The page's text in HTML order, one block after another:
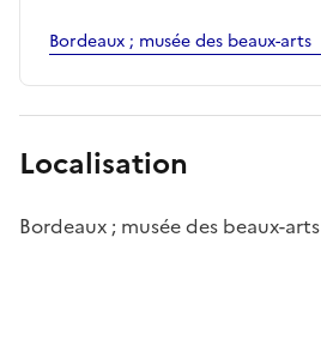
Bordeaux ; musée des beaux-arts
Localisation
Bordeaux ; musée des beaux-arts